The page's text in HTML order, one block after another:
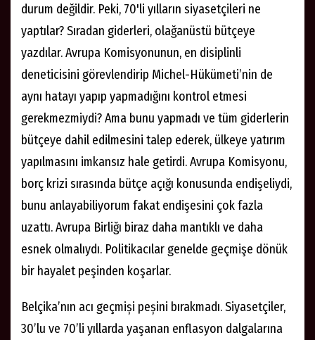
durum değildir. Peki, 70'li yılların siyasetçileri ne
yaptılar? Sıradan giderleri, olağanüstü bütçeye
yazdılar. Avrupa Komisyonunun, en disiplinli
deneticisini görevlendirip Michel-Hükümeti’nin de
aynı hatayı yapıp yapmadığını kontrol etmesi
gerekmezmiydi? Ama bunu yapmadı ve tüm giderlerin
bütçeye dahil edilmesini talep ederek, ülkeye yatırım
yapılmasını imkansız hale getirdi. Avrupa Komisyonu,
borç krizi sırasında bütçe açığı konusunda endişeliydi,
bunu anlayabiliyorum fakat endişesini çok fazla
uzattı. Avrupa Birliğı biraz daha mantıklı ve daha
esnek olmalıydı. Politikacılar genelde geçmişe dönük
bir hayalet peşinden koşarlar.
Belçika’nın acı geçmiși peșini bırakmadı. Siyasetçiler,
30’lu ve 70’li yıllarda yaşanan enflasyon dalgalarına